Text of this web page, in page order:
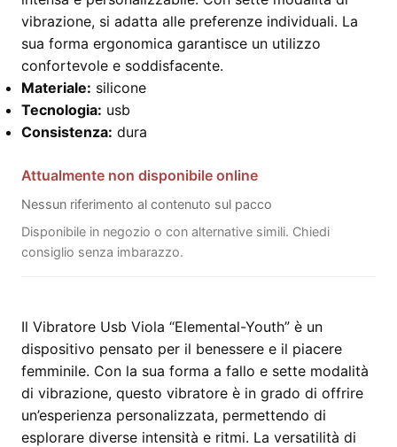
vibrazione, si adatta alle preferenze individuali. La
sua forma ergonomica garantisce un utilizzo
confortevole e soddisfacente.
Materiale: silicone
Tecnologia: usb
Consistenza: dura
Attualmente non disponibile online
Nessun riferimento al contenuto sul pacco
Disponibile in negozio o con alternative simili. Chiedi
consiglio senza imbarazzo.
Il Vibratore Usb Viola “Elemental-Youth” è un
dispositivo pensato per il benessere e il piacere
femminile. Con la sua forma a fallo e sette modalità
di vibrazione, questo vibratore è in grado di offrire
un’esperienza personalizzata, permettendo di
esplorare diverse intensità e ritmi. La versatilità di